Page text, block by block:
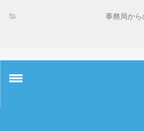
事務局か